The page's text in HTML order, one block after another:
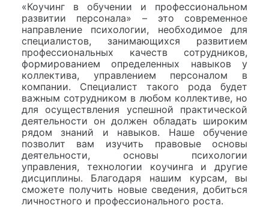
«Коучинг в обучении и профессиональном
развитии персонала» – это современное
направление психологии, необходимое для
специалистов, занимающихся развитием
профессиональных качеств сотрудников,
формированием определенных навыков у
коллектива, управлением персоналом в
компании. Специалист такого рода будет
важным сотрудником в любом коллективе, но
для осуществления успешной практической
деятельности он должен обладать широким
рядом знаний и навыков. Наше обучение
позволит вам изучить правовые основы
деятельности, основы психологии
управления, технологии коучинга и другие
дисциплины. Благодаря нашим курсам, вы
сможете получить новые сведения, добиться
личностного и профессионального роста.